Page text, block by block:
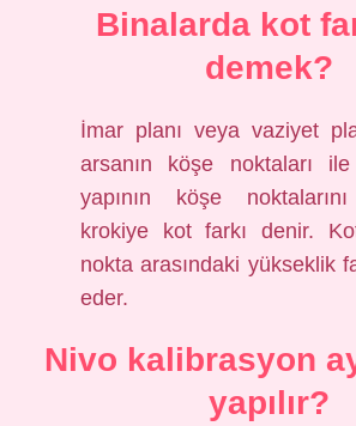
Binalarda kot
demek?
İmar planı veya vaziyet
arsanın köşe noktaları ile
yapının köşe
krokiye kot farkı denir.
nokta arasındaki yükseklik
eder.
Nivo kalibrasyon
yapılır?